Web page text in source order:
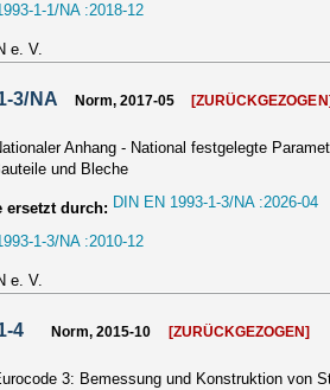
1-1/NA :2018-12
e. V.
3/NA Norm, 2017-05
Anhang - National festgelegte
und Bleche
ersetzt durch: DIN EN 1993-1-3/NA :2026-04
1-3/NA :2010-12
e. V.
4 Norm, 2015-10 [ZURÜCKGEZOGEN]
3: Bemessung und Konstruktion von